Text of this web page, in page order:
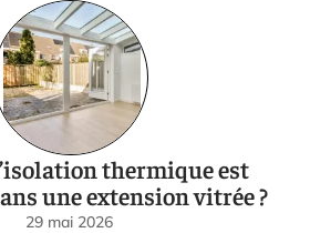
thermique est
une extension vitrée ?
29 mai 2026